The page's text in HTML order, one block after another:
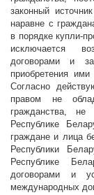
законный
наравне с
в порядке купли-
исключается
договорами и
приобретения
Согласно
правом не
гражданства,
Республике
граждане и лица
Республики
Республике
договорами и
международных